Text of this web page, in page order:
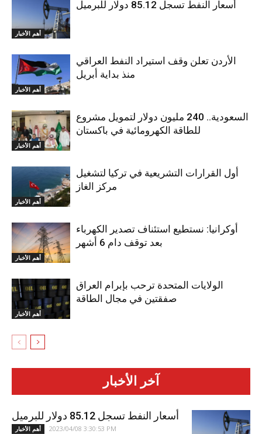
أهم الأخبار
أسعار النفط تسجل 85.12 دولار للبرميل
أهم الأخبار
الأردن تعلن وقف استيراد النفط العراقي
منذ بداية أبريل
أهم الأخبار
السعودية.. 240 مليون دولار لتمويل مشروع
للطاقة الكهرومائية في باكستان
أهم الأخبار
أول القرارات التشريعية في تركيا لتشغيل
مركز الغاز
أهم الأخبار
أوكرانيا: نستطيع استئناف تصدير الكهرباء
بعد توقف دام 6 أشهر
أهم الأخبار
الولايات المتحدة ترحب بإبرام العراق
صفقتين في مجال الطاقة
آخر الأخبار
أسعار النفط تسجل 85.12 دولار للبرميل
أهم الأخبار 2023/04/08 3:30:53 PM